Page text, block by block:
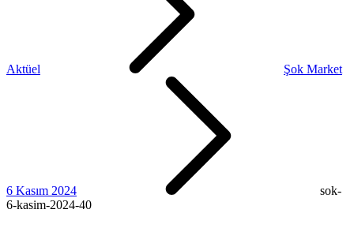
Aktüel Şok Market
6 Kasım 2024
sok-
6-kasim-2024-40